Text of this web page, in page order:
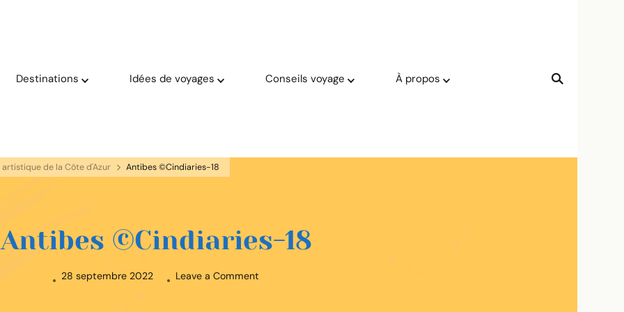
Destinations Idées de voyages Conseils voyage À propos
de la Côte d'Azur Antibes ©Cindiaries-18
Antibes ©Cindiaries-18
28 septembre 2022 Leave a Comment